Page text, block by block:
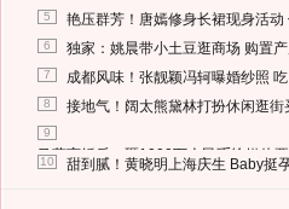
5 艳压群芳！唐嫣修身长裙现身活动
6 独家：姚晨带小土豆逛商场 购置
7 成都风味！张靓颖冯轲曝婚纱照
8 接地气！阔太熊黛林打扮休闲逛街
9
马蓉离婚后，砸1000万人民币给媒体
10 甜到腻！黄晓明上海庆生 Baby挺